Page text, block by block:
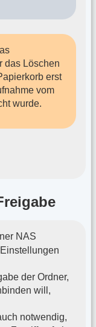
das Löschen
erst
vom
wurde.
NAS
der Ordner,
will,
notwendig,